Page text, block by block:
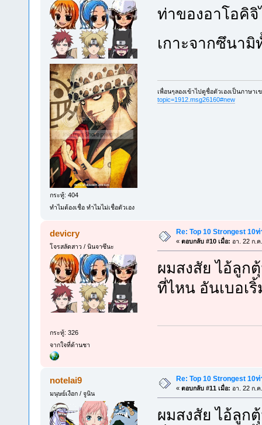
กระทู้: 404
ทำไมต้องเชื่อ ทำไมไม่เชื่อตัวเอง
ท่าของอาโอคิ
เกาะจากซึนามิ
เพื่อนๆลองเข้าไปดูชื่อตัวเองเป็นภาษ
topic=1912.msg26160#new
devicry
โจรสลัดสาว / นินจาซึนะ
กระทู้: 326
จากใจที่ด้านชา
Re: Top 10 Strongest 10
« ตอบกลับ #10 เมื่อ: อา. 22 ก.ค
ผมสงสัย ไอ้ลูก
ที่ไหน อันเบอเ
notelai9
มนุษย์เงือก / จูนิน
Re: Top 10 Strongest 10
« ตอบกลับ #11 เมื่อ: อา. 22 ก.ค
ผมสงสัย ไอ้ลูก